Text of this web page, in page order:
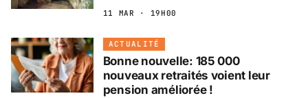
11 MAR · 19H00
ACTUALITÉ
Bonne nouvelle: 185 000
nouveaux retraités voient leur
pension améliorée !